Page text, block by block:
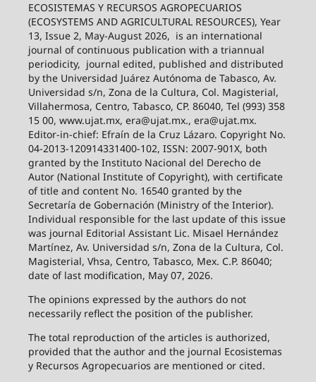
ECOSISTEMAS Y RECURSOS AGROPECUARIOS
(ECOSYSTEMS AND AGRICULTURAL RESOURCES), Year
13, Issue 2, May-August 2026, is an international
journal of continuous publication with a triannual
periodicity, journal edited, published and distributed
by the Universidad Juárez Autónoma de Tabasco, Av.
Universidad s/n, Zona de la Cultura, Col. Magisterial,
Villahermosa, Centro, Tabasco, CP. 86040, Tel (993) 358
15 00, www.ujat.mx, era@ujat.mx., era@ujat.mx.
Editor-in-chief: Efraín de la Cruz Lázaro. Copyright No.
04-2013-120914331400-102, ISSN: 2007-901X, both
granted by the Instituto Nacional del Derecho de
Autor (National Institute of Copyright), with certificate
of title and content No. 16540 granted by the
Secretaría de Gobernación (Ministry of the Interior).
Individual responsible for the last update of this issue
was journal Editorial Assistant Lic. Misael Hernández
Martínez, Av. Universidad s/n, Zona de la Cultura, Col.
Magisterial, Vhsa, Centro, Tabasco, Mex. C.P. 86040;
date of last modification, May 07, 2026.
The opinions expressed by the authors do not
necessarily reflect the position of the publisher.
The total reproduction of the articles is authorized,
provided that the author and the journal Ecosistemas
y Recursos Agropecuarios are mentioned or cited.